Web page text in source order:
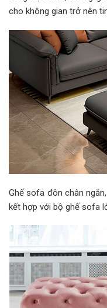
cho không gian trở nên
Ghế sofa đôn chân
kết hợp với bộ ghế sofa